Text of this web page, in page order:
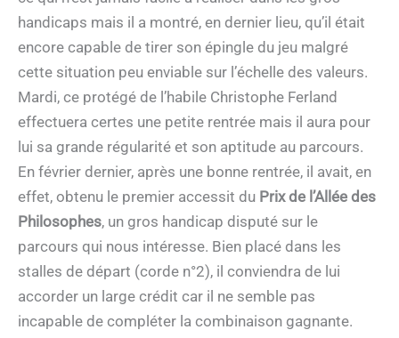
handicaps mais il a montré, en dernier lieu, qu’il était
encore capable de tirer son épingle du jeu malgré
cette situation peu enviable sur l’échelle des valeurs.
Mardi, ce protégé de l’habile Christophe Ferland
effectuera certes une petite rentrée mais il aura pour
lui sa grande régularité et son aptitude au parcours.
En février dernier, après une bonne rentrée, il avait, en
effet, obtenu le premier accessit du Prix de l’Allée des
Philosophes, un gros handicap disputé sur le
parcours qui nous intéresse. Bien placé dans les
stalles de départ (corde n°2), il conviendra de lui
accorder un large crédit car il ne semble pas
incapable de compléter la combinaison gagnante.